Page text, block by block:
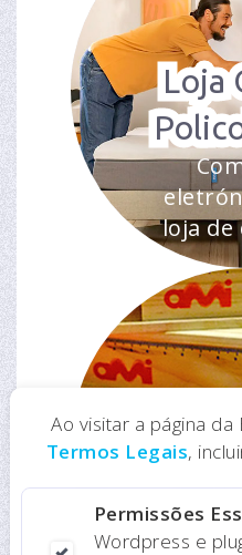
Loja
loja de
Loja
online
Ao visitar a página da
Termos Legais,
Permissões
Wordpress e